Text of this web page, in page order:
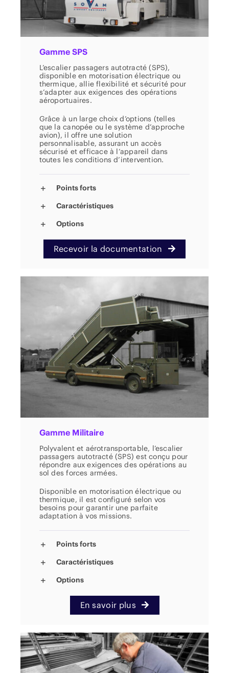
Gamme SPS
L’escalier passagers autotracté (SPS),
disponible en motorisation électrique ou
thermique, allie flexibilité et sécurité pour
s’adapter aux exigences des opérations
aéroportuaires.
Grâce à un large choix d’options (telles
que la canopée ou le système d’approche
avion), il offre une solution
personnalisable, assurant un accès
sécurisé et efficace à l’appareil dans
toutes les conditions d’intervention.
Points forts
Caractéristiques
Options
Recevoir la documentation
Gamme Militaire
Polyvalent et aérotransportable, l’escalier
passagers autotracté (SPS) est conçu pour
répondre aux exigences des opérations au
sol des forces armées.
Disponible en motorisation électrique ou
thermique, il est configuré selon vos
besoins pour garantir une parfaite
adaptation à vos missions.
Points forts
Caractéristiques
Options
En savoir plus